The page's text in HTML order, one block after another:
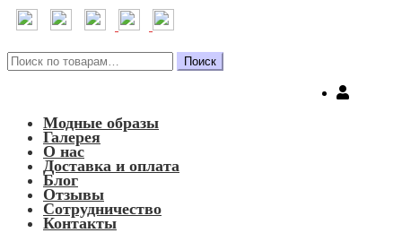
Искать: Поиск
Модные образы
Галерея
О нас
Доставка и оплата
Блог
Отзывы
Сотрудничество
Контакты